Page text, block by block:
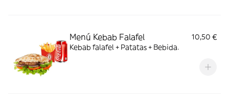
Menú Kebab Falafel
10,50 €
Kebab falafel + Patatas + Bebida.